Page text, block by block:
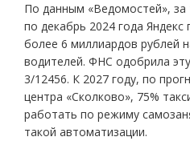
По данным «Ведомостей»,
по декабрь 2024 года
более 6 миллиардов рублей
водителей. ФНС одобрила
3/12456. К 2027 году, по
центра «Сколково», 75%
работать по режиму
такой автоматизации.